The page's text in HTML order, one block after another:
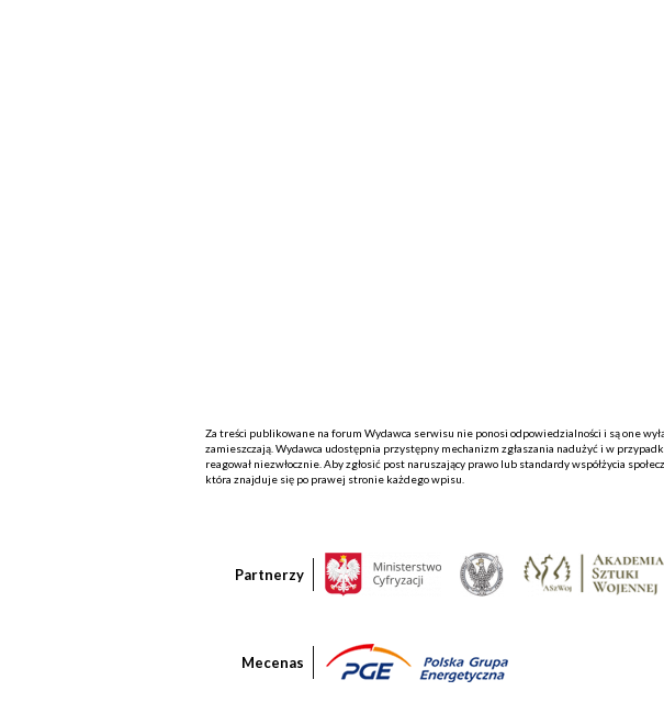
Za treści publikowane na forum Wydawca serwisu nie ponosi odpowiedzialności i są one
zamieszczają. Wydawca udostępnia przystępny mechanizm zgłaszania nadużyć i w
reagował niezwłocznie. Aby zgłosić post naruszający prawo lub standardy współżycia
która znajduje się po prawej stronie każdego wpisu.
Partnerzy
Mecenas